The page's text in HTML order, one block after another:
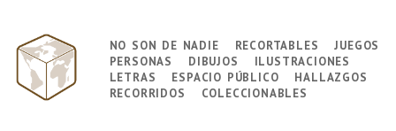
contenido
principal
Navegación
principal
no son de nadie recortables juegos
personas dibujos ilustraciones
letras espacio público hallazgos
recorridos coleccionables